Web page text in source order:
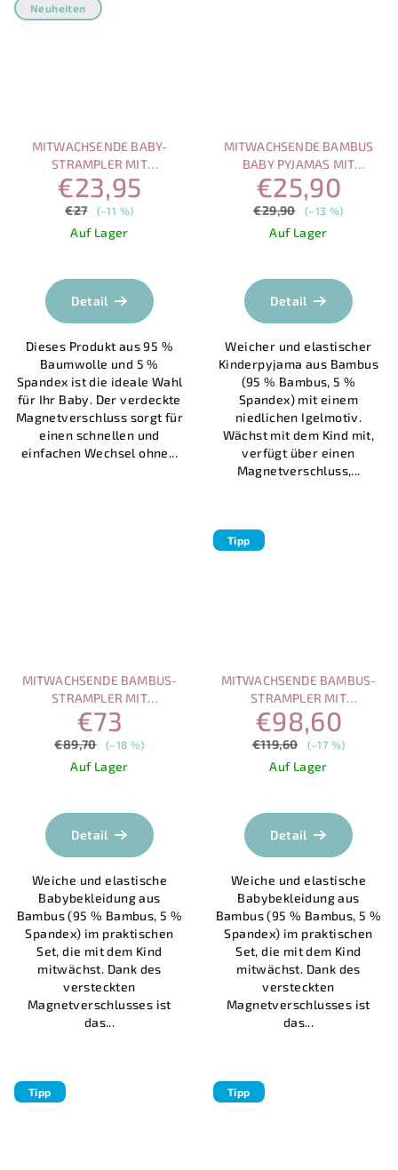
Neuheiten
MITWACHSENDE BABY-
STRAMPLER MIT
MAGNETVERSCHLUSS –
VIOLETTE BLÜMCHEN
€23,95
€27 (–11 %)
Auf Lager
Detail
Dieses Produkt aus 95 %
Baumwolle und 5 %
Spandex ist die ideale Wahl
für Ihr Baby. Der verdeckte
Magnetverschluss sorgt für
einen schnellen und
einfachen Wechsel ohne...
MITWACHSENDE BAMBUS
BABY PYJAMAS MIT
MAGNETVERSCHLUSS – IGEL
IM WALD
€25,90
€29,90 (–13 %)
Auf Lager
von
5
Sternen.
Detail
Weicher und elastischer
Kinderpyjama aus Bambus
(95 % Bambus, 5 %
Spandex) mit einem
niedlichen Igelmotiv.
Wächst mit dem Kind mit,
verfügt über einen
Magnetverschluss,...
MITWACHSENDE BAMBUS-
STRAMPLER MIT
MAGNETVERSCHLUSS –
VORTEILHAFTES SET (3 STK.)
€73
€89,70 (–18 %)
Auf Lager
Detail
Weiche und elastische
Babybekleidung aus
Bambus (95 % Bambus, 5 %
Spandex) im praktischen
Set, die mit dem Kind
mitwächst. Dank des
versteckten
Magnetverschlusses ist
das...
Tipp
MITWACHSENDE BAMBUS-
STRAMPLER MIT
MAGNETVERSCHLUSS –
VORTEILHAFTES SET (4 STK.)
€98,60
€119,60 (–17 %)
Auf Lager
von
5
Sternen.
Detail
Weiche und elastische
Babybekleidung aus
Bambus (95 % Bambus, 5 %
Spandex) im praktischen
Set, die mit dem Kind
mitwächst. Dank des
versteckten
Magnetverschlusses ist
das...
Tipp Tipp